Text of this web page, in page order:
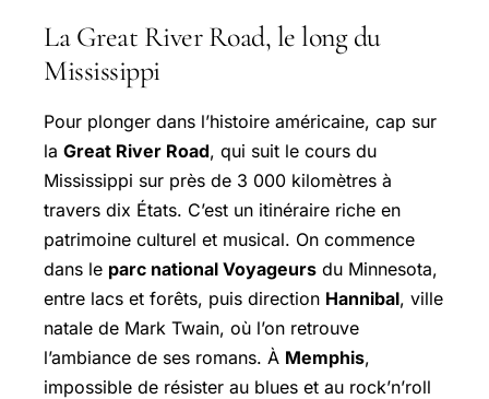
La Great River Road, le long du
Mississippi
Pour plonger dans l’histoire américaine, cap sur
la Great River Road, qui suit le cours du
Mississippi sur près de 3 000 kilomètres à
travers dix États. C’est un itinéraire riche en
patrimoine culturel et musical. On commence
dans le parc national Voyageurs du Minnesota,
entre lacs et forêts, puis direction Hannibal, ville
natale de Mark Twain, où l’on retrouve
l’ambiance de ses romans. À Memphis,
impossible de résister au blues et au rock’n’roll